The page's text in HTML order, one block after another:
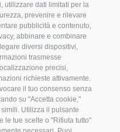
utilizzare dati limitati per la
prevenire e rilevare
pubblicità e contenuto,
abbinare e combinare
diversi dispositivi,
trasmesse
precisi,
richieste attivamente.
il tuo consenso senza
su "Accetta cookie,"
Utilizza il pulsante
le tue scelte o "Rifiuta tutto"